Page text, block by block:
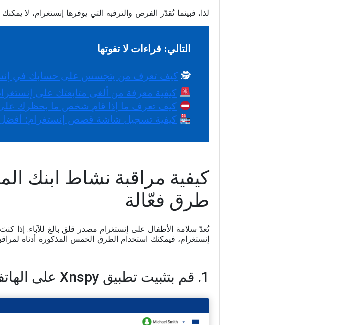
لذا، فبينما تُقدّر الفرص والترفيه التي يوفرها إنستغرام،
التالي: قراءات لا تفوتها
🕵️ كيف تعرف من يتجسس على حسابك في
كيفية معرفة من ألغى متابعتك على
كيف تعرف ما إذا قام شخص ما بحظرك على
كيفية تسجيل شاشة قصص إنستغرام:
طرق فعّالة
تُعدّ سلامة الأطفال على إنستغرام مصدر قلق بالغ للآباء. إذا
إنستغرام، فيمكنك استخدام الطرق الخمس المذكورة أدناه
1. قم بتثبيت تطبيق Xnspy على الهاتف